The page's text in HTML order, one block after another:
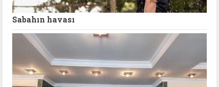
Sabahın havası